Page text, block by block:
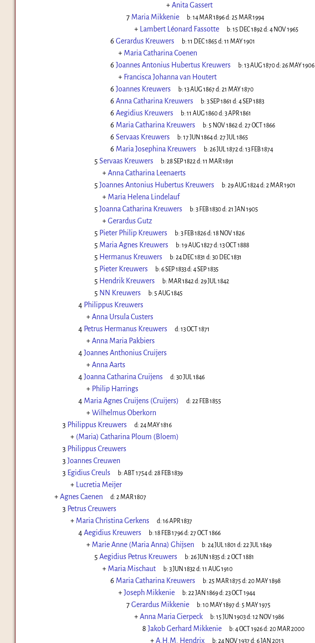
+Anita Gassert
7 Maria Mikkenie b: 14 MAR 1896d: 25 MAR 1994
+ Lambert Léonard Fassotte b: 15 DEC 1892d: 4 NOV 1965
6 Gerardus Kreuwers b: 11 DEC 1865 d: 11 MAY 1901
+ Maria Catharina Coenen
6 Joannes Antonius Hubertus Kreuwers b: 13 AUG 1870d: 26 MAY 1906
+ Francisca Johanna van Houtert
6 Joannes Kreuwers b: 13 AUG 1867d: 21 MAY 1870
6 Anna Catharina Kreuwers b: 3 SEP 1861 d: 4 SEP 1883
6 Aegidius Kreuwers b: 11 AUG 1860d: 3 APR 1861
6 Maria Catharina Kreuwers b: 5 NOV 1862d: 27 OCT 1866
6 Servaas Kreuwers b: 17 JUN 1864d: 27 JUL 1865
6 Maria Josephina Kreuwers b: 26 JUL 1872d: 13 FEB 1874
5 Servaas Kreuwers b: 28 SEP 1822d: 11 MAR 1891
+Anna Catharina Leenaerts
5 Joannes Antonius Hubertus Kreuwers b: 29 AUG 1824d: 2 MAR 1901
+ Maria Helena Lindelauf
5 Joanna Catharina Kreuwers b: 3 FEB 1830d: 21 JAN 1905
+Gerardus Gutz
5 Pieter Philip Kreuwers b: 3 FEB 1826d: 18 NOV 1826
5 Maria Agnes Kreuwers b: 19 AUG 1827d: 13 OCT 1888
5 Hermanus Kreuwers b: 24 DEC 1831 d: 30 DEC 1831
5 Pieter Kreuwers b: 6 SEP 1833d: 4 SEP 1835
5 Hendrik Kreuwers b: MAR 1842d: 29 JUL 1842
5 NN Kreuwers b: 5 AUG 1845
4 Philippus Kreuwers
+Anna Ursula Custers
4 Petrus Hermanus Kreuwers d: 13 OCT 1871
+Anna Maria Pakbiers
4Joannes Anthonius Cruijers
+Anna Aarts
4Joanna Catharina Cruijens d: 30 JUL 1846
+ Philip Harrings
4 Maria Agnes Cruijens (Cruijers) d: 22 FEB 1855
+Wilhelmus Oberkorn
3 Philippus Kreuwers d: 24 MAY 1816
+ (Maria) Catharina Ploum (Bloem)
3 Philippus Creuwers
3 Joannes Creuwen
3 Egidius Creuls b: ABT 1754d: 28 FEB 1839
+
Lucretia Meijer
+Agnes Caenen d: 2 MAR 1807
3 Petrus Creuwers
+ Maria Christina Gerkens d: 16 APR 1837
4Aegidius Kreuwers b: 18 FEB 1796d: 27 OCT 1866
+ Marie Anne (Maria Anna) Ghijsen b: 24 JUL 1801 d: 22 JUL 1849
5 Aegidius Petrus Kreuwers b: 26 JUN 1835 d: 2 OCT 1881
+ Maria Mischaut b: 3 JUN 1832d: 11 AUG 1910
6 Maria Catharina Kreuwers b: 25 MAR 1875 d: 20 MAY 1898
+Joseph Mikkenie b: 22 JAN 1869d: 23 OCT 1944
7Gerardus Mikkenie b: 10 MAY 1897d: 5 MAY 1975
+Anna Maria Cierpeck b: 15 JUN 1903d: 12 NOV 1986
8 Jakob Gerhard Mikkenie b: 4 OCT 1926d: 20 MAR 2000
+A.H.M. Hendrix b: 24 NOV 1937d: 6 JAN 2013